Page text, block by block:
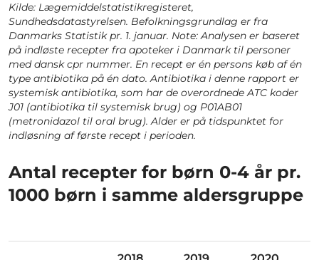
Kilde: Lægemiddelstatistikregisteret,
Sundhedsdatastyrelsen. Befolkningsgrundlag er fra
Danmarks Statistik pr. 1. januar. Note: Analysen er baseret
på indløste recepter fra apoteker i Danmark til personer
med dansk cpr nummer. En recept er én persons køb af én
type antibiotika på én dato. Antibiotika i denne rapport er
systemisk antibiotika, som har de overordnede ATC koder
J01 (antibiotika til systemisk brug) og P01AB01
(metronidazol til oral brug). Alder er på tidspunktet for
indløsning af første recept i perioden.
Antal recepter for børn 0-4 år pr.
1000 børn i samme aldersgruppe